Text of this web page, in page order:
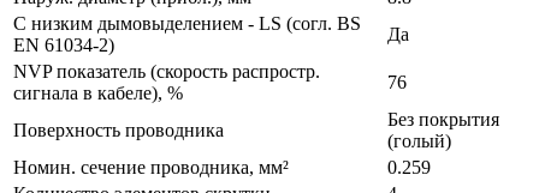
С низким дымовыделением - LS (согл. BS
EN 61034-2)
Да
NVP показатель (cкорость распростр.
сигнала в кабеле), %
76
Поверхность проводника
Без покрытия
(голый)
Номин. сечение проводника, мм²
0.259